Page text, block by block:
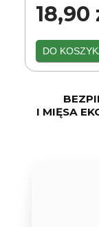
18,90
DO
I MIĘSA